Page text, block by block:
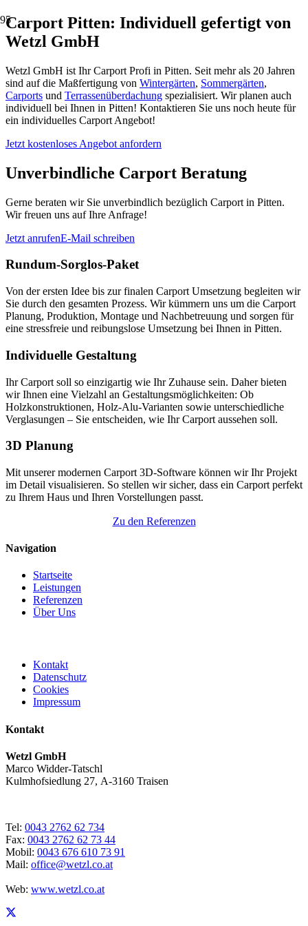
Carport Pitten: Individuell gefertigt von
Wetzl GmbH
Wetzl GmbH ist Ihr Carport Profi in Pitten. Seit mehr als 20 Jahren
sind auf die Maßfertigung von Wintergärten, Sommergärten,
Carports und Terrassenüberdachung spezialisiert. Wir planen auch
individuell bei Ihnen in Pitten! Kontaktieren Sie uns noch heute für
ein individuelles Carport Angebot!
Jetzt kostenloses Angebot anfordern
Unverbindliche Carport Beratung
Gerne beraten wir Sie unverbindlich bezüglich Carport in Pitten.
Wir freuen uns auf Ihre Anfrage!
Jetzt anrufenE-Mail schreiben
Rundum-Sorglos-Paket
Von der ersten Idee bis zur finalen Carport Umsetzung begleiten wir
Sie durch den gesamten Prozess. Wir kümmern uns um die Carport
Planung, Produktion, Montage und Nachbetreuung und sorgen für
eine stressfreie und reibungslose Umsetzung bei Ihnen in Pitten.
Individuelle Gestaltung
Ihr Carport soll so einzigartig wie Ihr Zuhause sein. Daher bieten
wir Ihnen eine Vielzahl an Gestaltungsmöglichkeiten: Ob
Holzkonstruktionen, Holz-Alu-Varianten sowie unterschiedliche
Verglasungen – Sie entscheiden, wie Ihr Carport aussehen soll.
3D Planung
Mit unserer modernen Carport 3D-Software können wir Ihr Projekt
im Detail visualisieren. So stellen wir sicher, dass ein Carport perfekt
zu Ihrem Haus und Ihren Vorstellungen passt.
Zu den Referenzen
Navigation
Startseite
Leistungen
Referenzen
Über Uns
Kontakt
Datenschutz
Cookies
Impressum
Kontakt
Wetzl GmbH
Marco Widder-Tatschl
Kulmhofsiedlung 27, A-3160 Traisen
Tel: 0043 2762 62 734
Fax: 0043 2762 62 73 44
Mobil: 0043 676 610 73 91
Mail: office@wetzl.co.at
Web: www.wetzl.co.at